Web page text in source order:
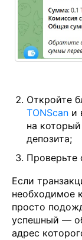
Откройте
TONScan и
на
депозита;
Проверьте
Если
необходимое
просто
успешный —
адрес